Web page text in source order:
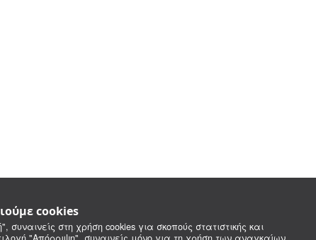
cookies
συναινείς στη χρήση cookies για σκοπούς στατιστικής και